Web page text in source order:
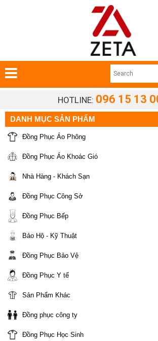
HOTLINE: 096 15 13
DANH MỤC SẢN PHẨM
Đồng Phục Áo Phông
Đồng Phục Áo Khoác Gió
Nhà Hàng - Khách Sạn
Đồng Phục Công Sở
Đồng Phục Bếp
Bảo Hộ - Kỹ Thuật
Đồng Phục Bảo Vệ
Đồng Phục Y tế
Sản Phẩm Khác
Đồng phục công ty
Đồng Phục Học Sinh